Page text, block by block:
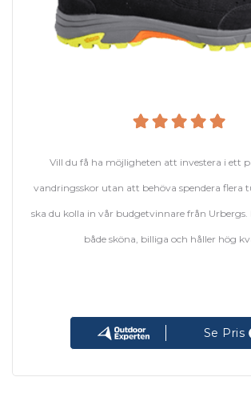
Vill du få ha möjligheten att investera i ett
vandringsskor utan att behöva spendera flera
ska du kolla in vår budgetvinnare från Urbergs.
både sköna, billiga och håller hög
Se Pris